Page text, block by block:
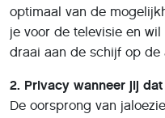
optimaal van de
je voor de televisie en
draai aan de schijf op de
2. Privacy wanneer jij
De oorsprong van